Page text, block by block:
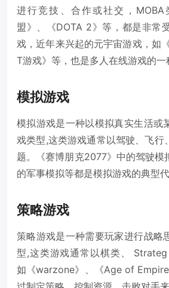
进行竞技、合作或社交，
盟》、《DOTA 2》等，都是非常
戏，近年来兴起的元宇宙游戏，如
T游戏》等，也是多人在线游戏的一
模拟游戏
模拟游戏是一种以模拟真实生活或
戏类型,这类游戏通常以驾驶、飞行
题。《赛博朋克2077》中的驾驶模
的军事模拟等都是模拟游戏的典型代
策略游戏
策略游戏是一种需要玩家进行战略
型,这类游戏通常以棋类、 Strateg
如《warzone》、《Age of